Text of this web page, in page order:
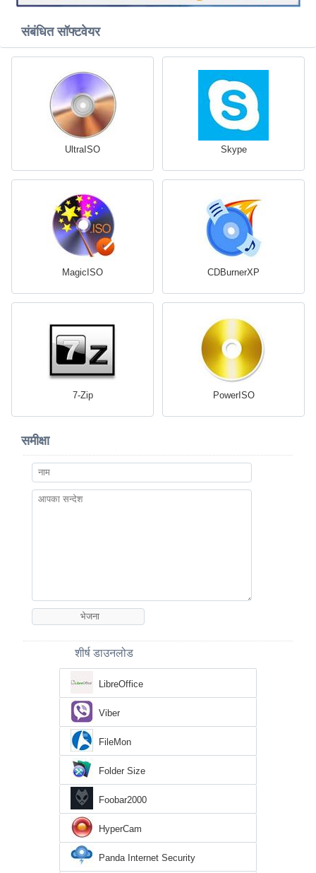
संबंधित सॉफ्टवेयर
UltraISO Skype
MagicISO CDBurnerXP
7-Zip PowerISO
समीक्षा
शीर्ष डाउनलोड
LibreOffice
Viber
FileMon
Folder Size
Foobar2000
HyperCam
Panda Internet Security